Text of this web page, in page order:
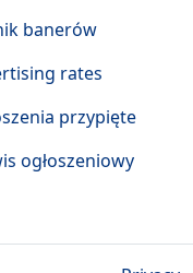
banerów
rates
przypięte
ogłoszeniowy